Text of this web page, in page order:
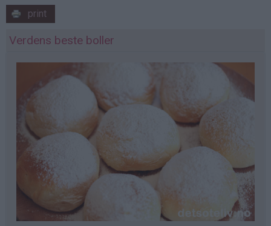
print
Verdens beste boller